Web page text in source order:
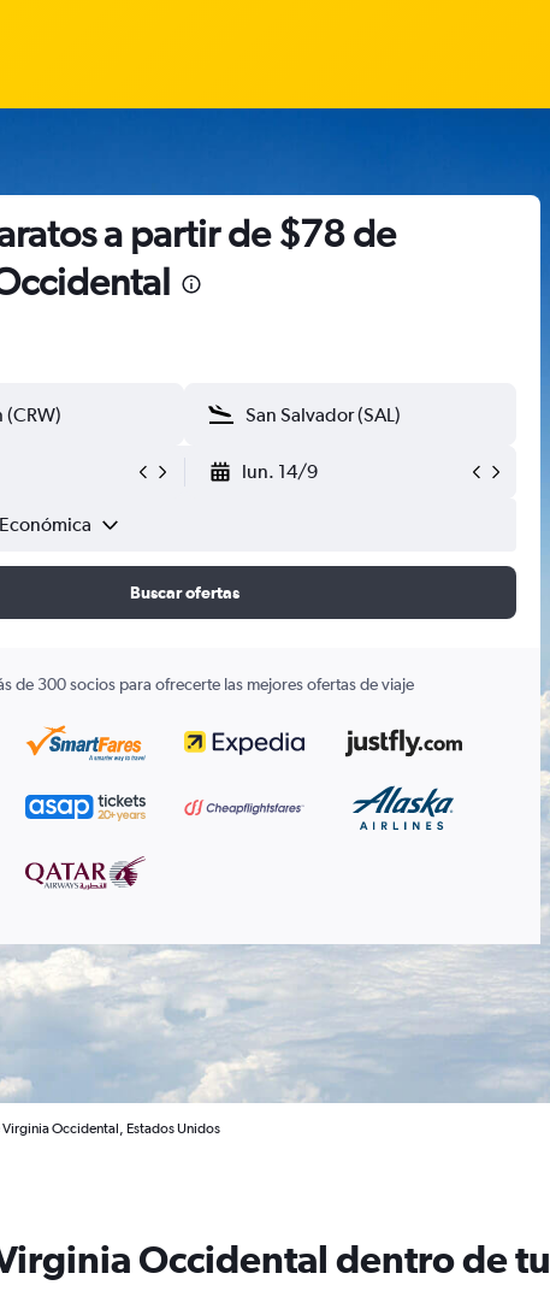
a partir de $78 de
lun. 14/9
Buscar ofertas
de 300 socios para ofrecerte las mejores ofertas de viaje
Occidental, Estados Unidos
Occidental dentro de tu